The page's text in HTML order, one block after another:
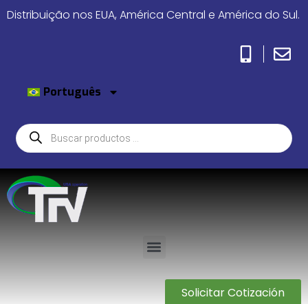
Distribuição nos EUA, América Central e América do Sul.
Português
Solicitar Cotización